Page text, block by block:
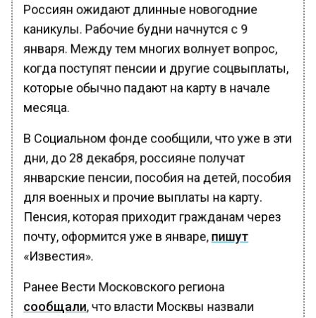
Россиян ожидают длинные новогодние
каникулы. Рабочие будни начнутся с 9
января. Между тем многих волнует вопрос,
когда поступят пенсии и другие соцвыплаты,
которые обычно падают на карту в начале
месяца.
В Социальном фонде сообщили, что уже в эти
дни, до 28 декабря, россияне получат
январские пенсии, пособия на детей, пособия
для военных и прочие выплаты на карту.
Пенсия, которая приходит гражданам через
почту, оформится уже в январе, пишут
«Известия».
Ранее Вести Московского региона
сообщали, что власти Москвы назвали